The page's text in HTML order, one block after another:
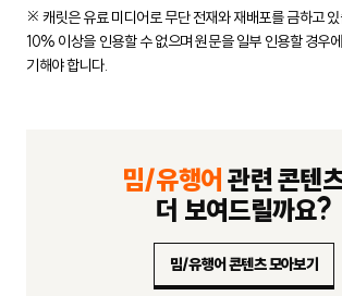
※ 캐릿은 유료 미디어로 무단 전재와 재배포를 금하고
10% 이상을 인용할 수 없으며 원문을 일부 인용할 경우
기해야 합니다.
밈/유행어 관련 콘텐
더 보여드릴까요?
밈/유행어 콘텐츠 모아보기